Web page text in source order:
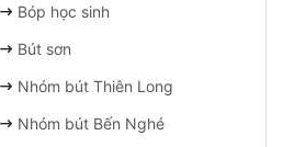
Bóp học sinh
Bút sơn
Nhóm bút Thiên Long
Nhóm bút Bến Nghé